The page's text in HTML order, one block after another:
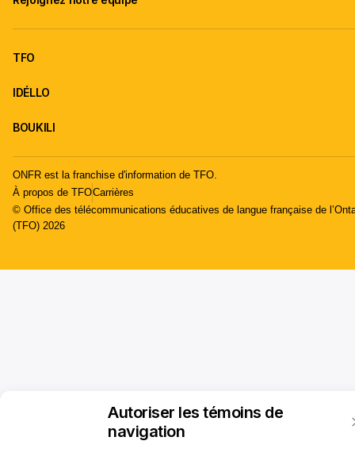
Autoriser les témoins de
navigation
TFO
IDÉLLO
BOUKILI
ONFR est la franchise d'information de TFO.
À propos de TFOCarrières
© Office des télécommunications éducatives de langue française de
(TFO) 2026